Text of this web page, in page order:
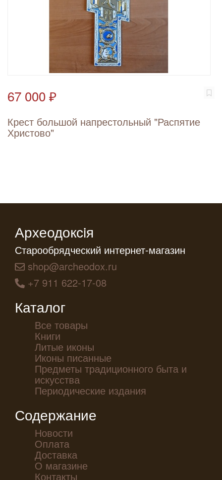
67 000 ₽
Крест большой напрестольный "Распятие
Христово"
Археодоксiя
Старообрядческий интернет-магазин
shop@archeodox.ru
+7 911 622-17-08
Каталог
Все товары
Книги
Литые иконы
Иконы писанные
Предметы традиционного быта и
искусства
Периодические издания
Содержание
Новости
Оплата
Доставка
О магазине
Контакты